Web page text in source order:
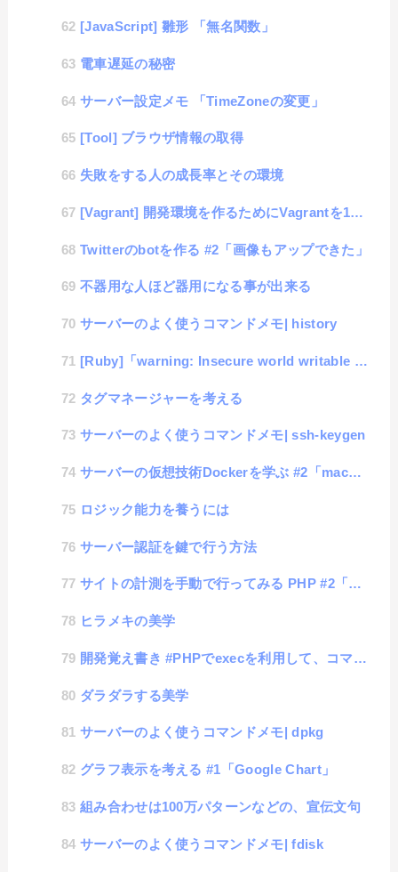
[JavaScript] 雛形 「無名関数」
電車遅延の秘密
サーバー設定メモ 「TimeZoneの変更」
[Tool] ブラウザ情報の取得
失敗をする人の成長率とその環境
[Vagrant] 開発環境を作るためにVagrantを15分で覚えてみる
Twitterのbotを作る #2「画像もアップできた」
不器用な人ほど器用になる事が出来る
サーバーのよく使うコマンドメモ| history
[Ruby]「warning: Insecure world writable dir」の対応
タグマネージャーを考える
サーバーのよく使うコマンドメモ| ssh-keygen
サーバーの仮想技術Dockerを学ぶ #2「macにubuntuをセット」
ロジック能力を養うには
サーバー認証を鍵で行う方法
サイトの計測を手動で行ってみる PHP #2「GoogleCharts」
ヒラメキの美学
開発覚え書き #PHPでexecを利用して、コマンドのバージョンを取得する
ダラダラする美学
サーバーのよく使うコマンドメモ| dpkg
グラフ表示を考える #1「Google Chart」
組み合わせは100万パターンなどの、宣伝文句
サーバーのよく使うコマンドメモ| fdisk